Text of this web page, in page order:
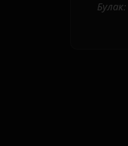
Булак: